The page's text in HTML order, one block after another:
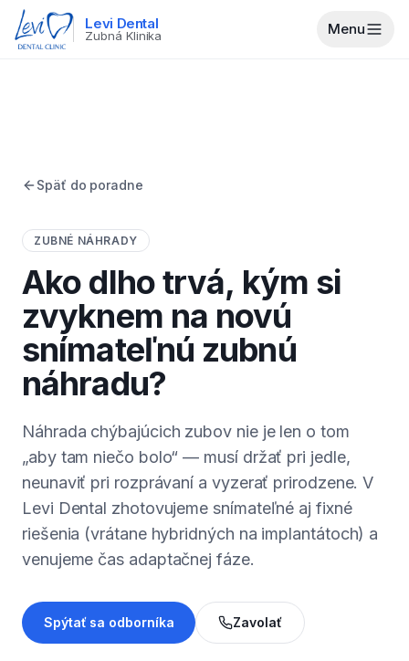
Levi Dental
Zubná Klinika Menu
Späť do poradne
ZUBNÉ NÁHRADY
Ako dlho trvá, kým si
zvyknem na novú
snímateľnú zubnú
náhradu?
Náhrada chýbajúcich zubov nie je len o tom
„aby tam niečo bolo“ — musí držať pri jedle,
neunaviť pri rozprávaní a vyzerať prirodzene. V
Levi Dental zhotovujeme snímateľné aj fixné
riešenia (vrátane hybridných na implantátoch) a
venujeme čas adaptačnej fáze.
Spýtať sa odborníka Zavolať